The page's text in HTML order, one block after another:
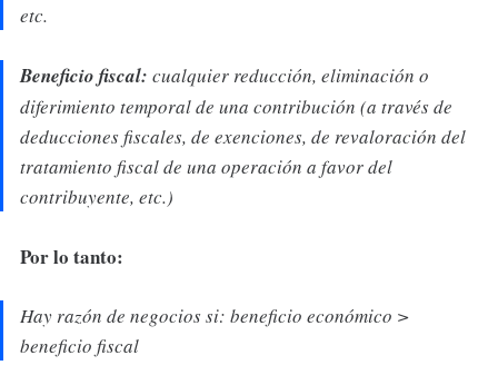
etc.
Beneficio fiscal: cualquier reducción, eliminación o
diferimiento temporal de una contribución (a través de
deducciones fiscales, de exenciones, de revaloración del
tratamiento fiscal de una operación a favor del
contribuyente, etc.)
Por lo tanto:
Hay razón de negocios si: beneficio económico >
beneficio fiscal